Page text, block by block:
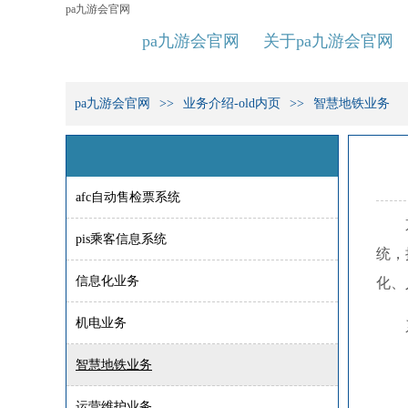
pa九游会官网
pa九游会官网 关于pa九游会官网
pa九游会官网 业务介绍-old内页 智慧地铁业务
afc自动售检票系统
pis乘客信息系统
信息化业务
机电业务
智慧地铁业务
统
化